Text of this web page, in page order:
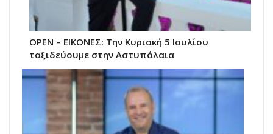
OPEN – ΕΙΚΟΝΕΣ: Την Κυριακή 5 Ιουλίου
ταξιδεύουμε στην Αστυπάλαια